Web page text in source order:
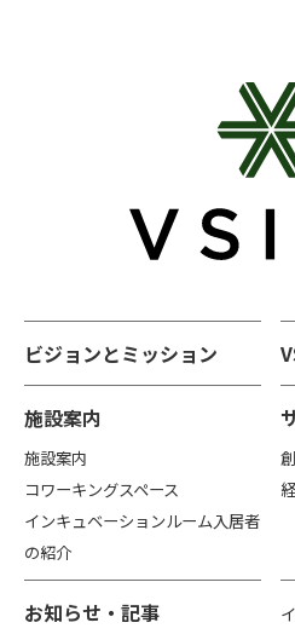
ビジョンとミッション
施設案内
施設案内
コワーキングスペース
インキュベーションルーム入居者
の紹介
お知らせ・記事